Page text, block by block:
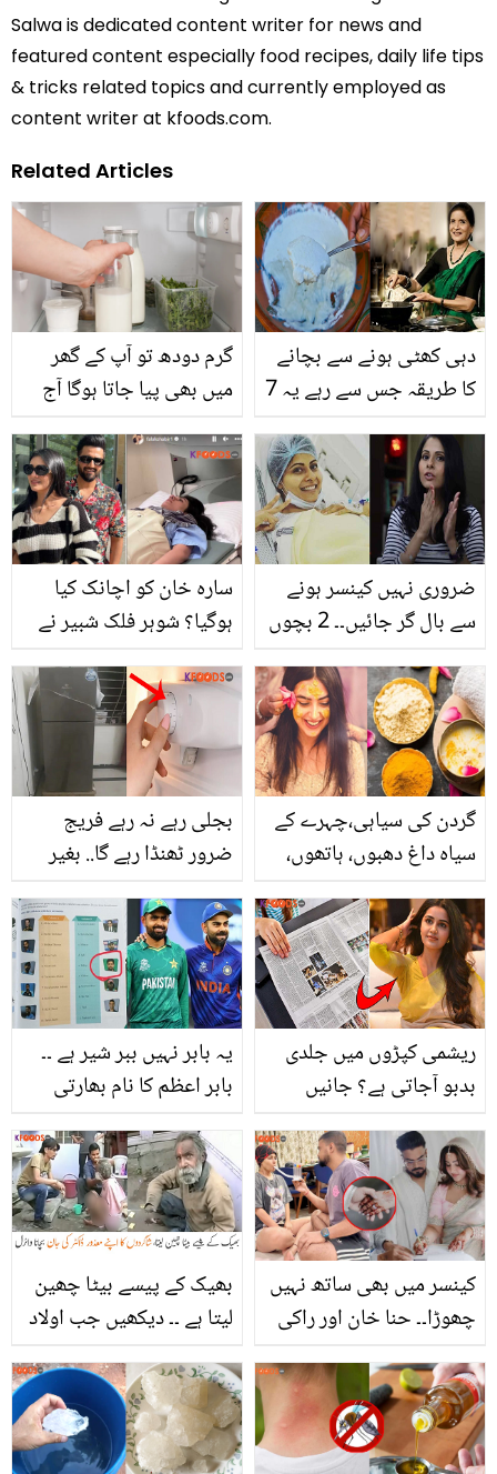
Salwa is dedicated content writer for news and
featured content especially food recipes, daily life tips
& tricks related topics and currently employed as
content writer at kfoods.com.
Related Articles
گرم دودھ تو آپ کے گھر
میں بھی پیا جاتا ہوگا آج
کچھ حیران کن فائدے
دہی کھٹی ہونے سے بچانے
کا طریقہ جس سے رہے یہ 7
آپا کا بہترین ٹوٹکا
سارہ خان کو اچانک کیا
ہوگیا؟ شوہر فلک شبیر نے
کردی، مداح پریشان
ضروری نہیں کینسر ہونے
سے بال گر جائیں۔۔ 2 بچوں
کراوانا بہت مشکل تھا!
بریسٹ کینسر کی جنگ
لڑنے والی اداکارہ کی کہانی
بجلی رہے نہ رہے فریج
ضرور ٹھنڈا رہے گا.. بغیر
ٹھنڈا رکھنے کے چند طریقے
گردن کی سیاہی،چہرے کے
سیاہ داغ دھبوں، ہاتھوں،
حصے کی کھوئی ہوئی
رنگت دوبارہ نکھارنے کے لئے
ڈاکٹر اُم راحیل کا آسان
برائیڈل ابٹن
یہ بابر نہیں ببر شیر ہے ۔۔
بابر اعظم کا نام بھارتی
فینز بھڑک اُٹھے
ریشمی کپڑوں میں جلدی
بدبو آجاتی ہے؟ جانیں
ایسی ٹپ، جس سے آپ کا
سرف بھی بچے اور کپڑے
بھی مہکیں
بھیک کے پیسے بیٹا چھین
لیتا ہے ۔۔ دیکھیں جب اولاد
سہارا چھوڑا تو کیسے ان
کے شاگردوں نے انہیں نئی
زندگی دی، ویڈیو
کینسر میں بھی ساتھ نہیں
چھوڑا۔۔ حنا خان اور راکی
اداکارہ نے تصویریں شیئر
کر دی